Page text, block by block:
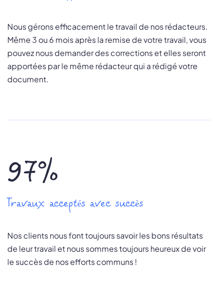
Nous gérons efficacement le travail de nos rédacteurs.
Même 3 ou 6 mois après la remise de votre travail, vous
pouvez nous demander des corrections et elles seront
apportées par le même rédacteur qui a rédigé votre
document.
97%
Travaux acceptés avec succès
Nos clients nous font toujours savoir les bons résultats
de leur travail et nous sommes toujours heureux de voir
le succès de nos efforts communs !